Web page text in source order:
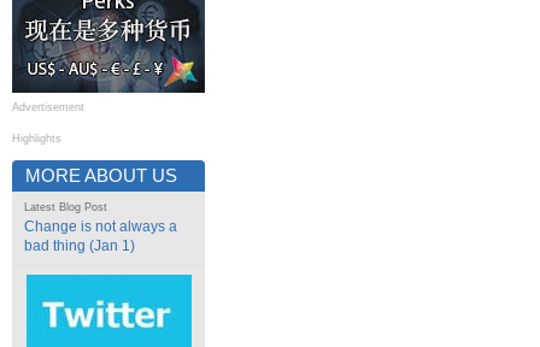
Advertisement
Highlights
MORE ABOUT US
Latest Blog Post
Change is not always a
bad thing (Jan 1)